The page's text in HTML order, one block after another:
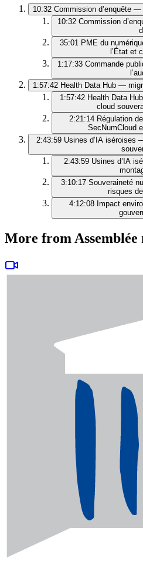
10:32 Commission d’enquête
10:32 Commission
35:01 PME du
l’État et
1:17:33 Commande
1:57:42 Health Data Hub —
1:57:42 Health Data
cloud
2:21:14 Régulation
SecNumCloud
2:43:59 Usines d’IA iséroises
2:43:59 Usines d’IA
3:10:17 Souveraineté
risques
4:12:08 Impact
More from Assemblée